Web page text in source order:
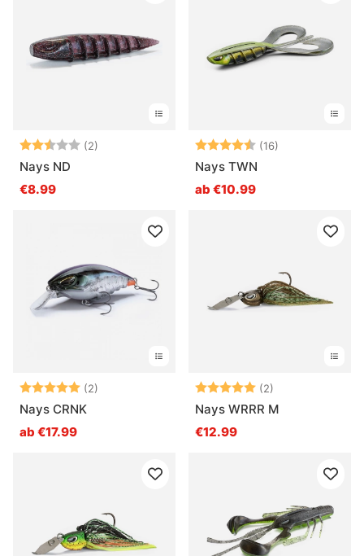
Bewertung:(2)
2.5 von 5 Sternen
Nays ND
€8.99
Bewertung:(16)
Nays TWN
ab €10.99
Bewertung:(2)
5.0 von 5 Sternen
Nays CRNK
ab €17.99
Bewertung:(2)
Nays WRRR M
€12.99